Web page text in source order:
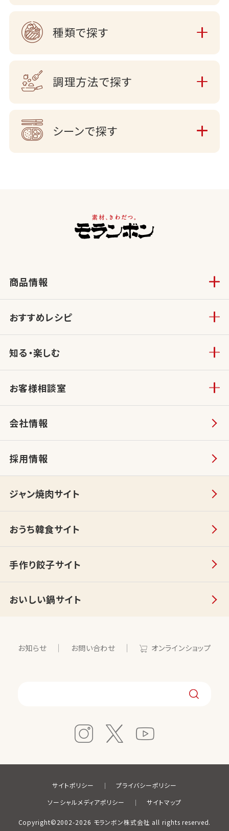
種類で探す
調理方法で探す
シーンで探す
商品情報
おすすめレシピ
知る・楽しむ
お客様相談室
会社情報
採用情報
ジャン焼肉サイト
おうち韓食サイト
手作り餃子サイト
おいしい鍋サイト
お知らせ お問い合わせ オンラインショップ
Copyright©2002-2026 モランボン株式会社 all rights reserved.
サイトポリシー
プライバシーポリシー
ソーシャルメディアポリシー
サイトマップ